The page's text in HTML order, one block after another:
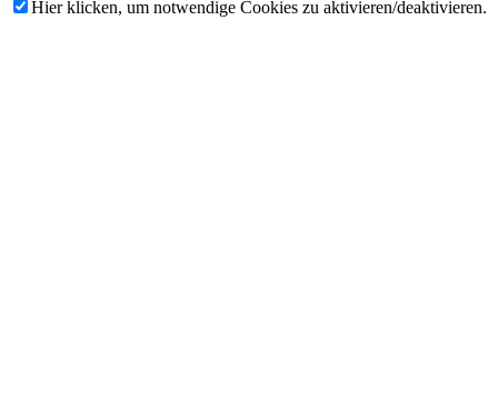
Hier klicken, um notwendige Cookies zu aktivieren/deaktivieren.